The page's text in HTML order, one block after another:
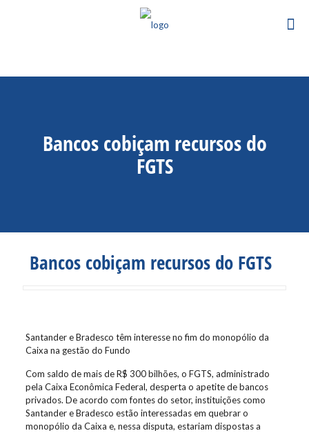
Bancos cobiçam recursos do
FGTS
Bancos cobiçam recursos do FGTS
Santander e Bradesco têm interesse no fim do monopólio da
Caixa na gestão do Fundo
Com saldo de mais de R$ 300 bilhões, o FGTS, administrado
pela Caixa Econômica Federal, desperta o apetite de bancos
privados. De acordo com fontes do setor, instituições como
Santander e Bradesco estão interessadas em quebrar o
monopólio da Caixa e, nessa disputa, estariam dispostas a